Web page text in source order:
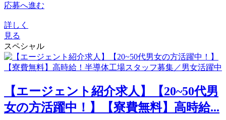
応募へ進む
詳しく
見る
スペシャル
【エージェント紹介求人】【20~50代男
女の方活躍中！】【寮費無料】高時給...